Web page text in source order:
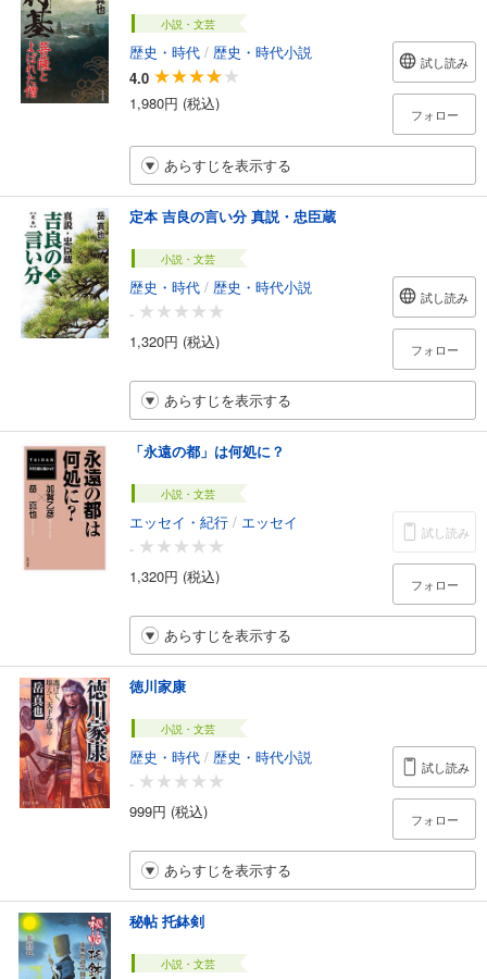
小説・文芸
歴史・時代 / 歴史・時代小説
4.0
1,980円 (税込)
試し読み
フォロー
あらすじを表示する
定本 吉良の言い分 真説・忠臣蔵
小説・文芸
歴史・時代 / 歴史・時代小説
-
1,320円 (税込)
試し読み
フォロー
あらすじを表示する
「永遠の都」は何処に？
小説・文芸
エッセイ・紀行 / エッセイ
-
1,320円 (税込)
試し読み
フォロー
あらすじを表示する
徳川家康
小説・文芸
歴史・時代 / 歴史・時代小説
-
999円 (税込)
試し読み
フォロー
あらすじを表示する
秘帖 托鉢剣
小説・文芸